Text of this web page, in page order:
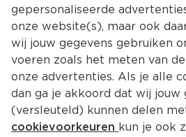
gepersonaliseerde
onze website(s), maar ook
wij jouw gegevens gebruiken
voeren zoals het meten van
onze advertenties. Als je alle
dan ga je akkoord dat wij jouw
(versleuteld) kunnen delen
cookievoorkeuren kun je ook